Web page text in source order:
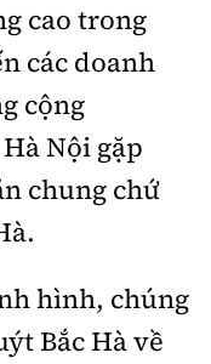
phường Giảng Võ,
cao trong
các doanh
cộng
Nội gặp
chung chứ
hình, chúng
Bắc Hà về